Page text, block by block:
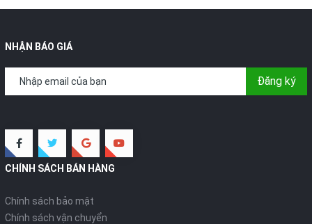
NHẬN BÁO GIÁ
Đăng ký
CHÍNH SÁCH BÁN HÀNG
Chính sách bảo mật
Chính sách vận chuyển